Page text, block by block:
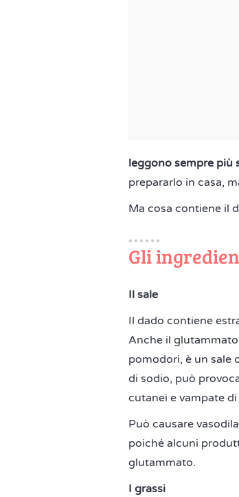
leggono sempre più
prepararlo in casa,
Ma cosa contiene il
Gli
Il sale
Il dado contiene
Anche il
pomodori, è un sale
di sodio, può
cutanei e vampate di
Può causare
poiché alcuni
glutammato.
I grassi